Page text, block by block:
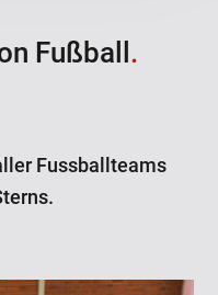
Fußball .
Fussballteams